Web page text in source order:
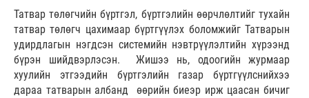
Татвар төлөгчийн бүртгэл, бүртгэлийн өөрчлөлтийг тухайн
татвар төлөгч цахимаар бүртгүүлэх боломжийг Татварын
удирдлагын нэгдсэн системийн нэвтрүүлэлтийн хүрээнд
бүрэн шийдвэрлэсэн. Жишээ нь, одоогийн журмаар
хуулийн этгээдийн бүртгэлийн газар бүртгүүлснийхээ
дараа татварын албанд өөрийн биеэр ирж цаасан бичиг